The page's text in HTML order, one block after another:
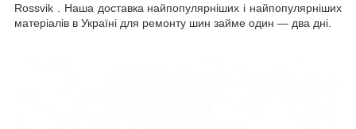
Rossvik . Наша доставка найпопулярніших і найпопулярніших
матеріалів в Україні для ремонту шин займе один — два дні.